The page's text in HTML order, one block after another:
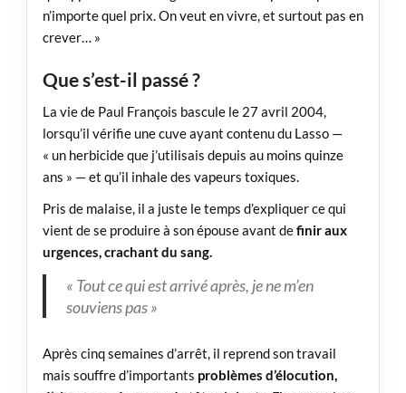
n’importe quel prix. On veut en vivre, et surtout pas en
crever… »
Que s’est-il passé ?
La vie de Paul François bascule le 27 avril 2004,
lorsqu’il vérifie une cuve ayant contenu du Lasso —
« un herbicide que j’utilisais depuis au moins quinze
ans » — et qu’il inhale des vapeurs toxiques.
Pris de malaise, il a juste le temps d’expliquer ce qui
vient de se produire à son épouse avant definir aux
urgences, crachant du sang.
« Tout ce qui est arrivé après, je ne m’en
souviens pas »
Après cinq semaines d’arrêt, il reprend son travail
mais souffre d’importants problèmes d’élocution,